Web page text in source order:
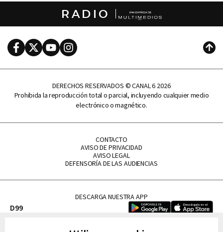
RADIO
FacebookTwitterYoutubeInstagram
DERECHOS RESERVADOS © CANAL 6 2026
Prohibida la reproducción total o parcial, incluyendo cualquier medio
electrónico o magnético.
CONTACTO
AVISO DE PRIVACIDAD
AVISO LEGAL
DEFENSORÍA DE LAS AUDIENCIAS
DESCARGA NUESTRA APP
D99